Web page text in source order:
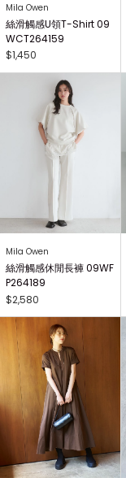
Mila Owen
絲滑觸感U領T-Shirt 09
WCT264159
$1,450
Mila Owen
絲滑觸感休閒長褲 09WF
P264189
$2,580